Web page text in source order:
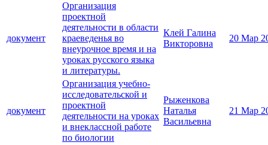
документ
Организация
проектной
деятельности в области
краеведенья во
внеурочное время и на
уроках русского языка
и литературы.
Клей Галина
Викторовна
20 Мар
документ
Организация учебно-
исследовательской и
проектной
деятельности на уроках
и внеклассной работе
по биологии
Рыженкова
Наталья
Васильевна
21 Мар